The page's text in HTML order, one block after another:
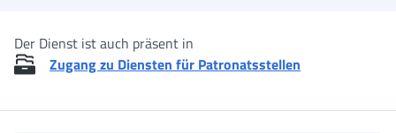
Der Dienst ist auch präsent in
Zugang zu Diensten für Patronatsstellen